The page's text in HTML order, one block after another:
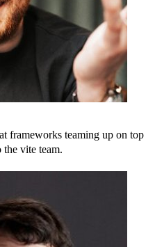
frameworks teaming up on top
vite team.